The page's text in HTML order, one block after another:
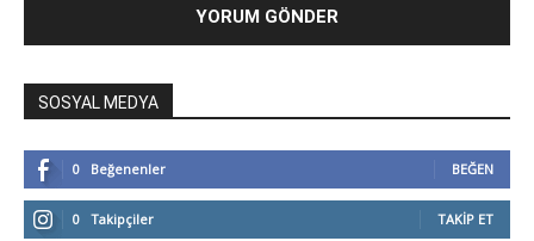
SOSYAL MEDYA
0 Beğenenler BEĞEN
0 Takipçiler TAKIP ET